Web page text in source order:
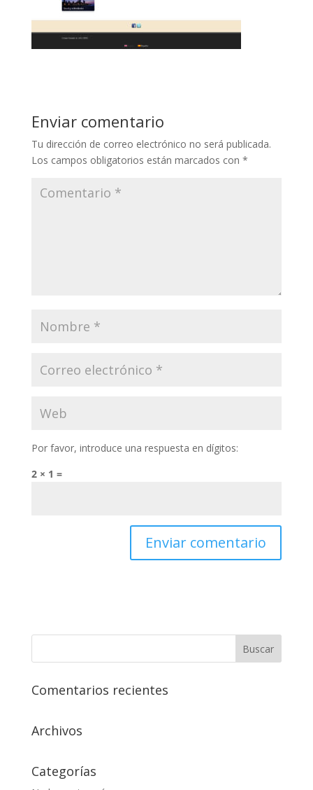
Enviar comentario
Tu dirección de correo electrónico no será publicada.
Los campos obligatorios están marcados con *
Por favor, introduce una respuesta en dígitos:
2 × 1 =
Comentarios recientes
Archivos
Categorías